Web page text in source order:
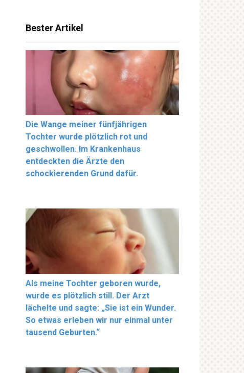
Bester Artikel
Die Wange meiner fünfjährigen
Tochter wurde plötzlich rot und
geschwollen. Im Krankenhaus
entdeckten die Ärzte den
schockierenden Grund dafür.
Als meine Tochter geboren wurde,
wurde es plötzlich still. Der Arzt
lächelte und sagte: „Sie ist ein Wunder.
So etwas erleben wir nur einmal unter
tausend Geburten.“